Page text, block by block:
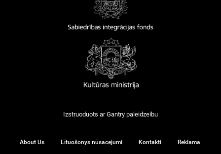
Izstruoduots arGantry paleidzeibu
About Us Lītuošonys nūsacejumi Kontakti Reklama